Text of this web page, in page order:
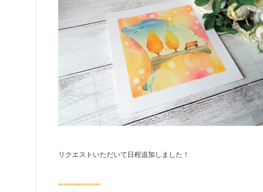
リクエストいただいて日程追加しました！
*****************